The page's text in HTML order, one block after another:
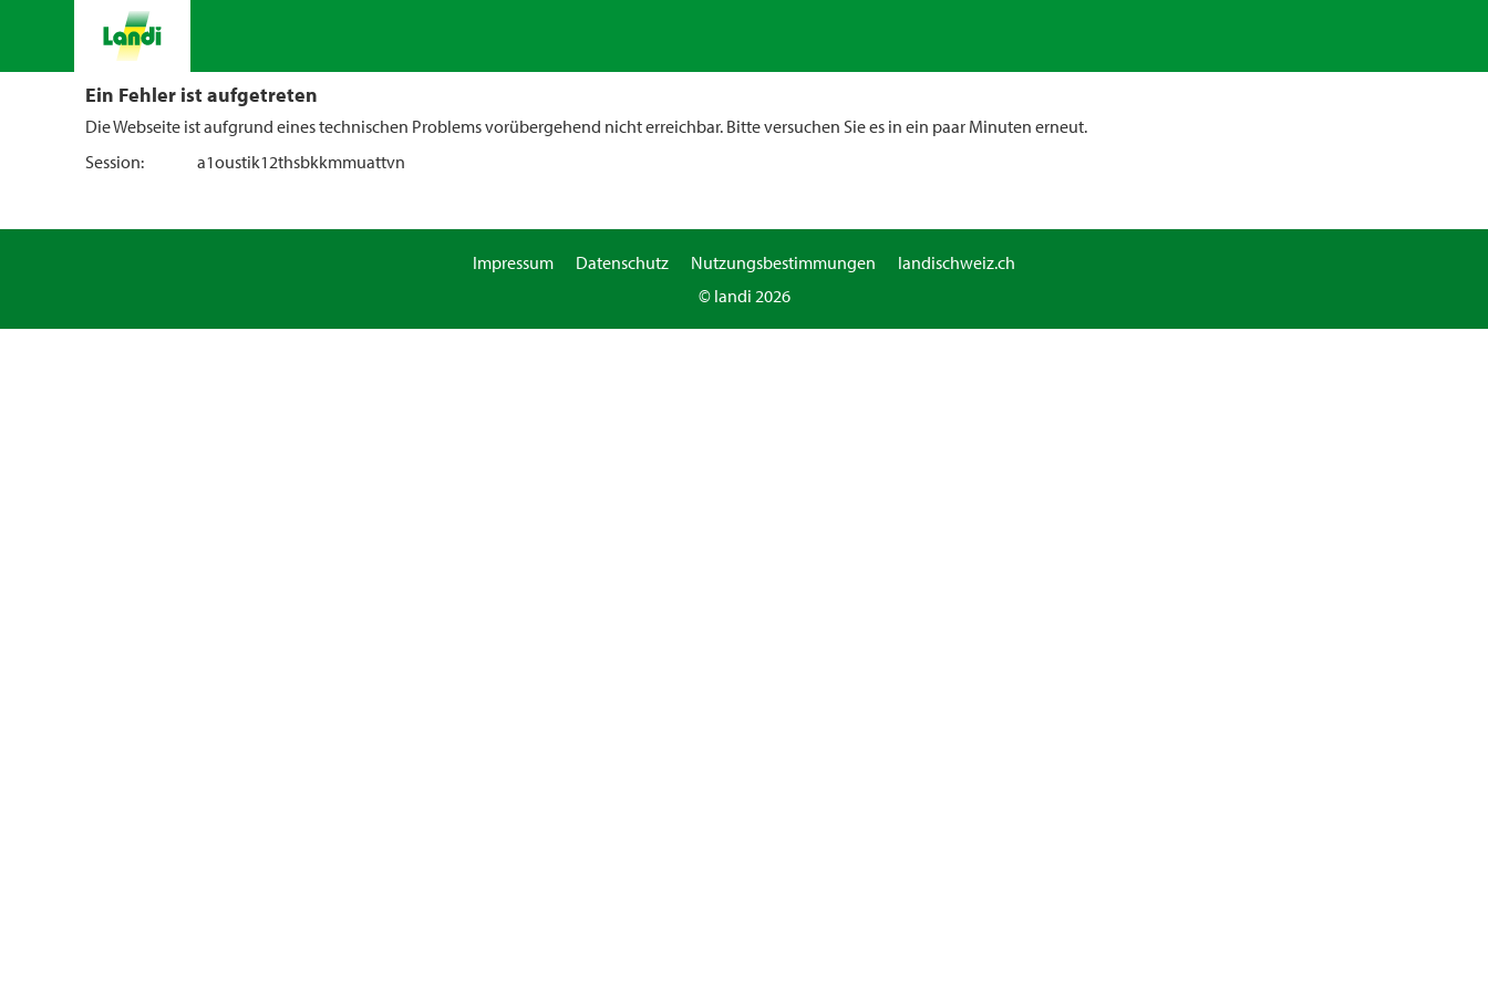
Ein Fehler ist aufgetreten
Die Webseite ist aufgrund eines technischen Problems vorübergehend nicht erreichbar. Bitte versuchen Sie es in ein paar Minuten erneut.
Session:
a1oustik12thsbkkmmuattvn
Impressum Datenschutz Nutzungsbestimmungen
landischweiz.ch
© landi 2026